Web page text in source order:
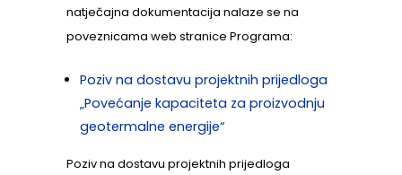
natječajna dokumentacija nalaze se na
poveznicama web stranice Programa:
Poziv na dostavu projektnih prijedloga
„Povećanje kapaciteta za proizvodnju
geotermalne energije“
Poziv na dostavu projektnih prijedloga